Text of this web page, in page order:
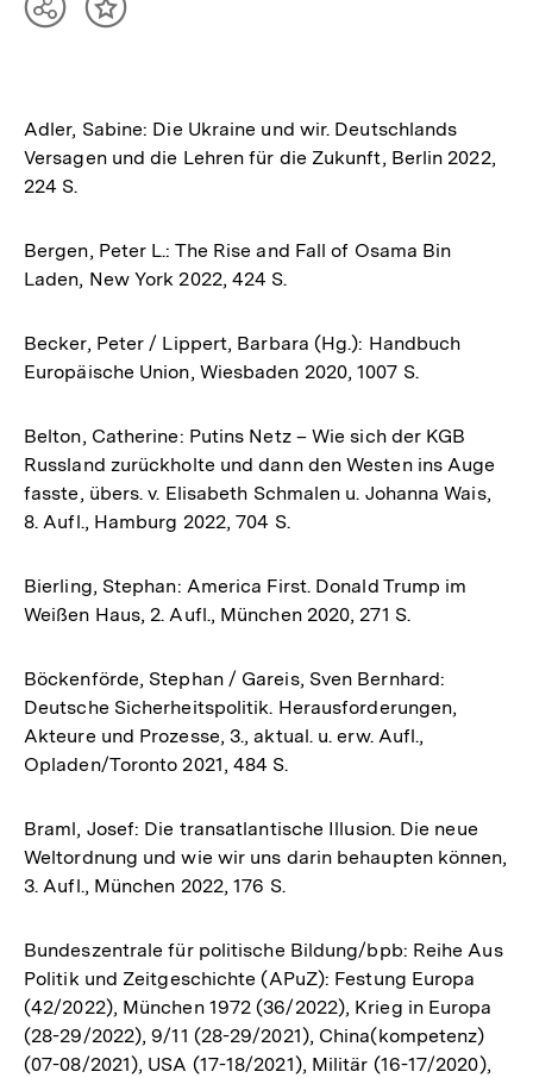
TeilenInhalt
Adler, Sabine: Die Ukraine und wir. Deutschlands
Versagen und die Lehren für die Zukunft, Berlin 2022,
224 S.
Bergen, Peter L.: The Rise and Fall of Osama Bin
Laden, New York 2022, 424 S.
Becker, Peter / Lippert, Barbara (Hg.): Handbuch
Europäische Union, Wiesbaden 2020, 1007 S.
Belton, Catherine: Putins Netz – Wie sich der KGB
Russland zurückholte und dann den Westen ins Auge
fasste, übers. v. Elisabeth Schmalen u. Johanna Wais,
8. Aufl., Hamburg 2022, 704 S.
Bierling, Stephan: America First. Donald Trump im
Weißen Haus, 2. Aufl., München 2020, 271 S.
Böckenförde, Stephan / Gareis, Sven Bernhard:
Deutsche Sicherheitspolitik. Herausforderungen,
Akteure und Prozesse, 3., aktual. u. erw. Aufl.,
Opladen/Toronto 2021, 484 S.
Braml, Josef: Die transatlantische Illusion. Die neue
Weltordnung und wie wir uns darin behaupten können,
3. Aufl., München 2022, 176 S.
Bundeszentrale für politische Bildung/bpb: Reihe Aus
Politik und Zeitgeschichte (APuZ): Festung Europa
(42/2022), München 1972 (36/2022), Krieg in Europa
(28-29/2022), 9/11 (28-29/2021), China(kompetenz)
(07-08/2021), USA (17-18/2021), Militär (16-17/2020),